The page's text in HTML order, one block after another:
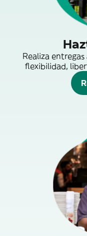
Realiza
flexibilidad,